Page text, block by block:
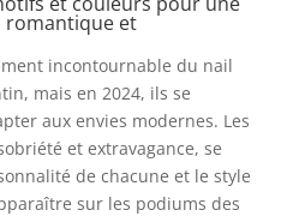
romantique et
incontournable du nail
mais en 2024, ils se
aux envies modernes. Les
et extravagance, se
de chacune et le style
sur les podiums des